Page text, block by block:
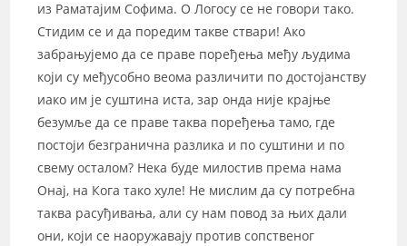
из Раматајим Софима. О Логосу се не говори тако.
Стидим се и да поредим такве ствари! Ако
забрањујемо да се праве поређења међу људима
који су међусобно веома различити по достојанству
иако им је суштина иста, зар онда није крајње
безумље да се праве таква поређења тамо, где
постоји безгранична разлика и по суштини и по
свему осталом? Нека буде милостив према нама
Онај, на Кога тако хуле! Не мислим да су потребна
таква расуђивања, али су нам повод за њих дали
они, који се наоружавају против сопственог